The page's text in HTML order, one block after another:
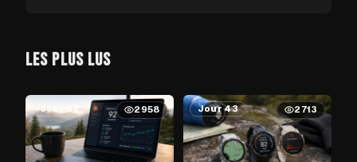
LES PLUS LUS
Jour 62 2958 Jour 43 2713